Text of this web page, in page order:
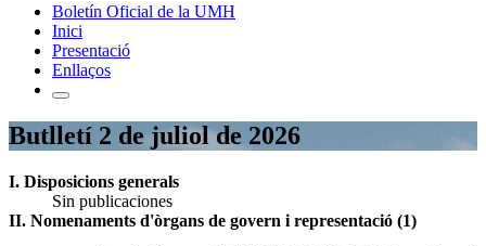
Boletín Oficial de la UMH
Inici
Presentació
Enllaços
Butlletí 2 de juliol de 2026
I. Disposicions generals
Sin publicaciones
II. Nomenaments d'òrgans de govern i representació (1)